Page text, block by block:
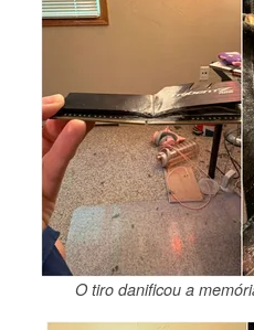
O tiro danificou a